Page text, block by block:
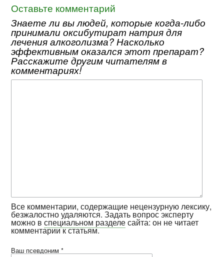
Оставьте комментарий
Знаете ли вы людей, которые когда-либо
принимали оксибутират натрия для
лечения алкоголизма? Насколько
эффективным оказался этот препарат?
Расскажите другим читателям в
комментариях!
Все комментарии, содержащие нецензурную лексику,
безжалостно удаляются. Задать вопрос эксперту
можно вспециальном разделесайта: он не читает
комментарии к статьям.
Ваш псевдоним *